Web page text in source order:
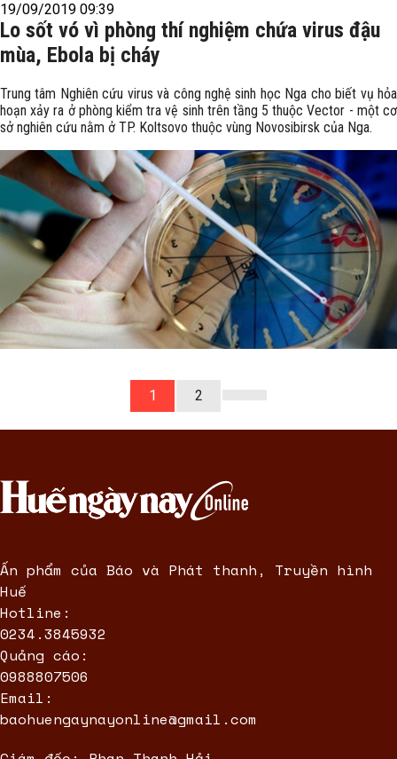
19/09/2019 09:39
Lo sốt vó vì phòng thí nghiệm chứa virus đậu
mùa, Ebola bị cháy
Trung tâm Nghiên cứu virus và công nghệ sinh học Nga cho biết vụ hỏa
hoạn xảy ra ở phòng kiểm tra vệ sinh trên tầng 5 thuộc Vector - một cơ
sở nghiên cứu nằm ở TP. Koltsovo thuộc vùng Novosibirsk của Nga.
1 2
Ấn phẩm của Báo và Phát thanh, Truyền hình
Huế
Hotline:
0234.3845932
Quảng cáo:
0988807506
Email:
baohuengaynayonline@gmail.com